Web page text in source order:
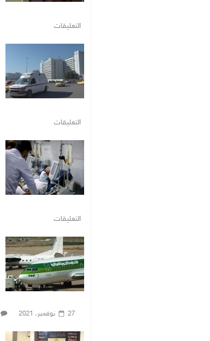
التعليقات
التعليقات
التعليقات
27 نوفمبر، 2021